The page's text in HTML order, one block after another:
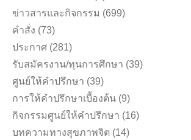
ข่าวสารและกิจกรรม (699)
คำสั่ง (73)
ประกาศ (281)
รับสมัครงาน/ทุนการศึกษา (39)
ศูนย์ให้คำปรึกษา (39)
การให้คำปรึกษาเบื้องต้น (9)
กิจกรรมศูนย์ให้คำปรึกษา (16)
บทความทางสุขภาพจิต (14)